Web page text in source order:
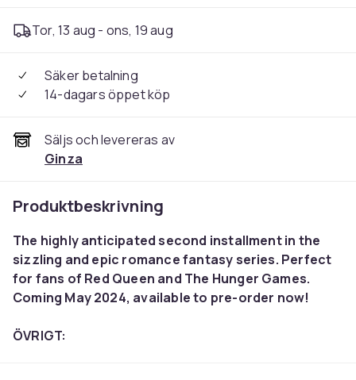
Tor, 13 aug - ons, 19 aug
Säker betalning
14-dagars öppet köp
Säljs och levereras av
Ginza
Produktbeskrivning
The highly anticipated second installment in the
sizzling and epic romance fantasy series. Perfect
for fans of Red Queen and The Hunger Games.
Coming May 2024, available to pre-order now!
ÖVRIGT: